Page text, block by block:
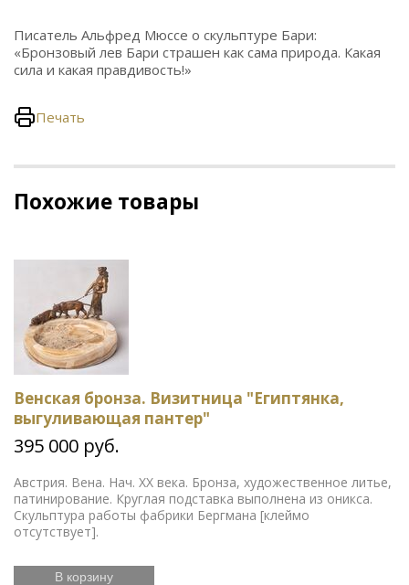
Писатель Альфред Мюссе о скульптуре Бари:
«Бронзовый лев Бари страшен как сама природа. Какая
сила и какая правдивость!»
Печать
Похожие товары
Венская бронза. Визитница "Египтянка,
выгуливающая пантер"
395 000 руб.
Австрия. Вена. Нач. ХХ века. Бронза, художественное литье,
патинирование. Круглая подставка выполнена из оникса.
Скульптура работы фабрики Бергмана [клеймо
отсутствует].
В корзину